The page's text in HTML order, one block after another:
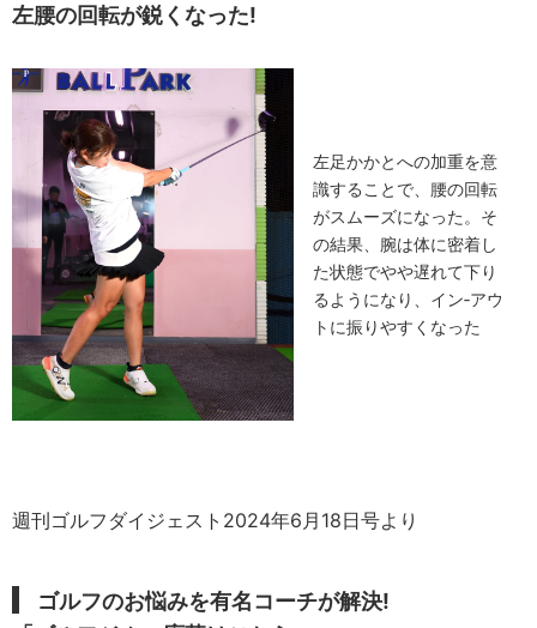
左腰の回転が鋭くなった!
左足かかとへの加重を意
識することで、腰の回転
がスムーズになった。そ
の結果、腕は体に密着し
た状態でやや遅れて下り
るようになり、イン‐アウ
トに振りやすくなった
週刊ゴルフダイジェスト2024年6月18日号より
ゴルフのお悩みを有名コーチが解決!